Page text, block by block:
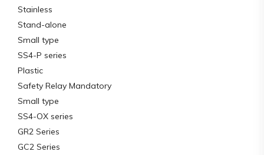
Stainless
Stand-alone
Small type
SS4-P series
Plastic
Safety Relay Mandatory
Small type
SS4-OX series
GR2 Series
GC2 Series